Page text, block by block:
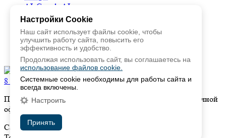
Google AI
Perplexity
Deepseek
8 804 700-10-95 support@sky-transfer.ru
Представленная информация на сайте не является публичной
офертой
Сайт носит исключительно информационный характер.
Настройки Cookie
Наш сайт использует файлы cookie, чтобы
улучшить работу сайта, повысить его
эффективность и удобство.
Продолжая использовать сайт, вы соглашаетесь на
использование файлов cookie.
Системные cookie необходимы для работы сайта и
всегда включены.
Настроить
Принять